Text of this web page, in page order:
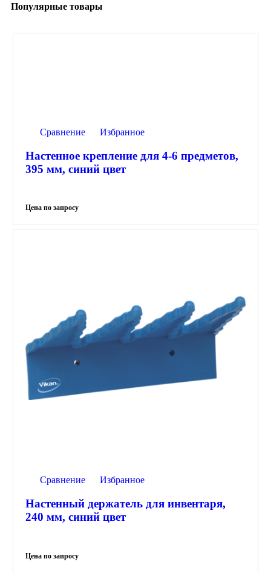
Популярные товары
Сравнение Избранное
Настенное крепление для 4-6 предметов,
395 мм, синий цвет
Сравнение Избранное
Настенный держатель для инвентаря,
240 мм, синий цвет